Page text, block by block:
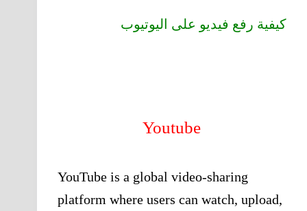
كيفية رفع فيديو على اليوتيوب
Youtube
YouTube is a global video-sharing
platform where users can watch, upload,